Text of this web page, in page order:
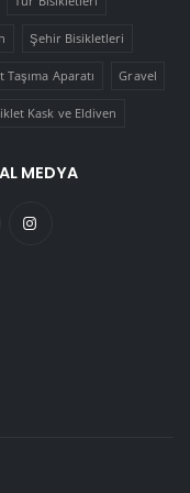
Şehir Bisikletleri
Taşıma Aparatı Gravel
Kask ve Eldiven
MEDYA